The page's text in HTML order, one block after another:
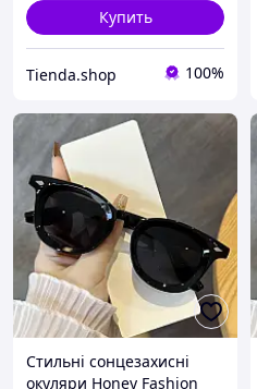
Купить
Tienda.shop 100%
Стильні сонцезахисні
окуляри Honey Fashion